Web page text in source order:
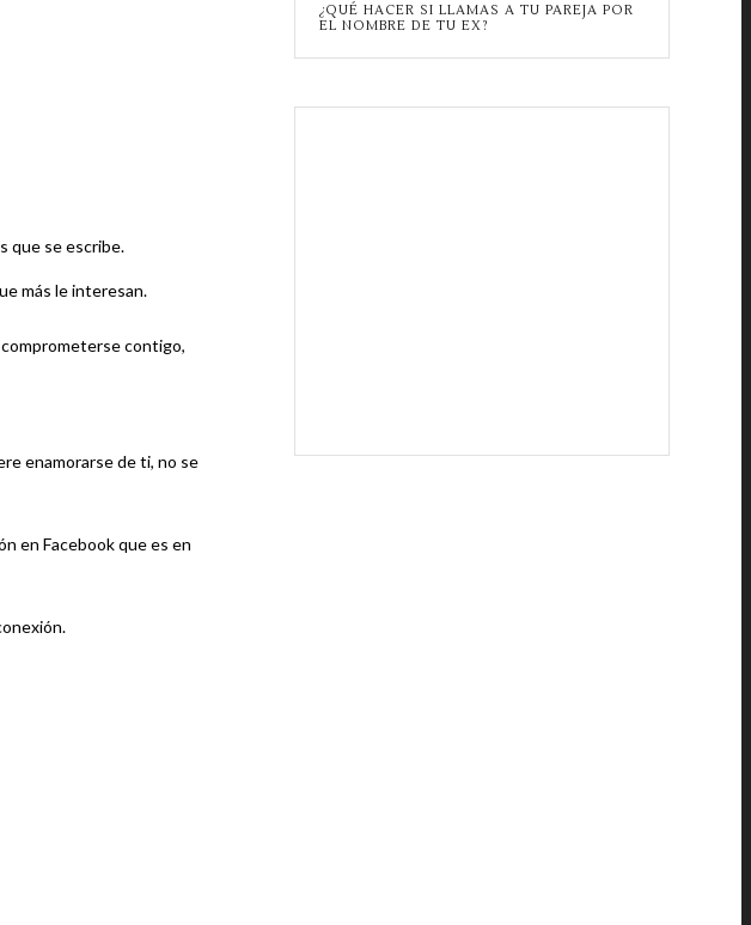
que se escribe.
más le interesan.
contigo,
enamorarse de ti, no se
en Facebook que es en
¿QUÉ HACER SI LLAMAS A TU PAREJA POR
EL NOMBRE DE TU EX?